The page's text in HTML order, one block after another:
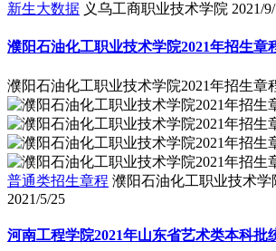
新生大数据 义乌工商职业技术学院 2021/
濮阳石油化工职业技术学院2021年招生章
濮阳石油化工职业技术学院2021年招生章
普通类招生章程 濮阳石油化工职业技术学
2021/5/25
河南工程学院2021年山东省艺术类本科批